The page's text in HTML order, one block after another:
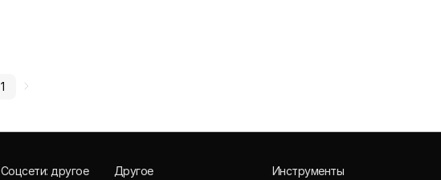
1
Соцсети: другое
Другое
Инструменты